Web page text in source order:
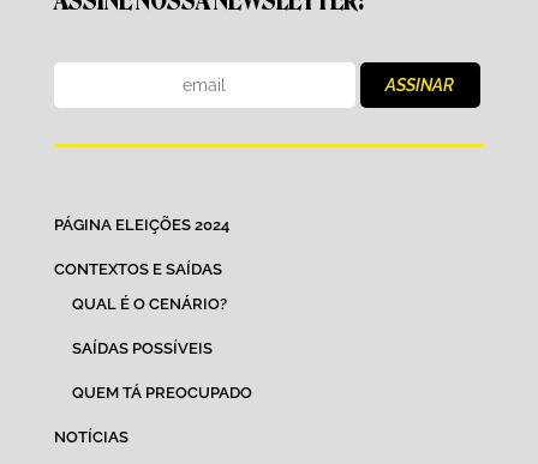
PÁGINA ELEIÇÕES 2024
CONTEXTOS E SAÍDAS
QUAL É O CENÁRIO?
SAÍDAS POSSÍVEIS
QUEM TÁ PREOCUPADO
NOTÍCIAS